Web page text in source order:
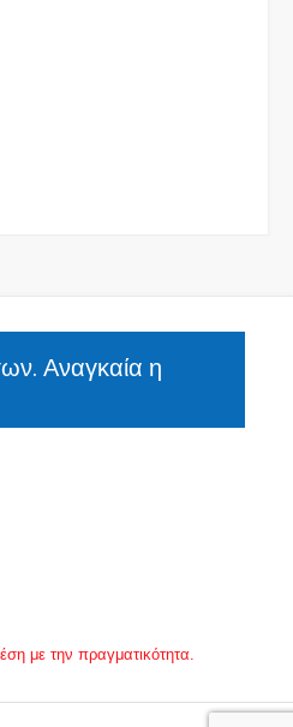
Αναγκαία η
με την πραγματικότητα.